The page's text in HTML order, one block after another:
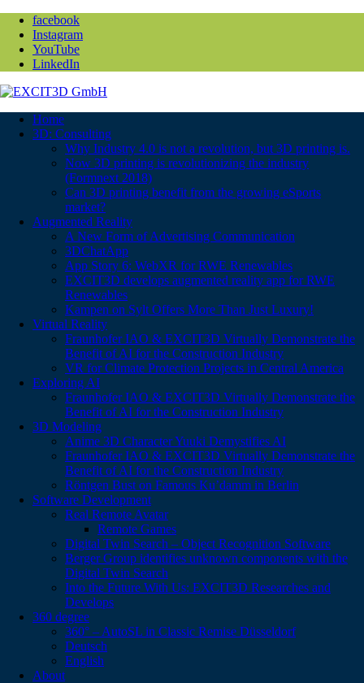
facebook
Instagram
YouTube
LinkedIn
Home
3D: Consulting
Why Industry 4.0 is not a revolution, but 3D printing is.
Now 3D printing is revolutionizing the industry
(Formnext 2018)
Can 3D printing benefit from the growing eSports
market?
Augmented Reality
A New Form of Advertising Communication
3DChatApp
App Story 6: WebXR for RWE Renewables
EXCIT3D develops augmented reality app for RWE
Renewables
Kampen on Sylt Offers More Than Just Luxury!
Virtual Reality
Fraunhofer IAO & EXCIT3D Virtually Demonstrate the
Benefit of AI for the Construction Industry
VR for Climate Protection Projects in Central America
Exploring AI
Fraunhofer IAO & EXCIT3D Virtually Demonstrate the
Benefit of AI for the Construction Industry
3D Modeling
Anime 3D Character Yuuki Demystifies AI
Fraunhofer IAO & EXCIT3D Virtually Demonstrate the
Benefit of AI for the Construction Industry
Röntgen Bust on Famous Ku’damm in Berlin
Software Development
Real Remote Avatar
Remote Games
Digital Twin Search – Object Recognition Software
Berger Group identifies unknown components with the
Digital Twin Search
Into the Future With Us: EXCIT3D Researches and
Develops
360 degree
360° – AutoSL in Classic Remise Düsseldorf
Deutsch
English
About